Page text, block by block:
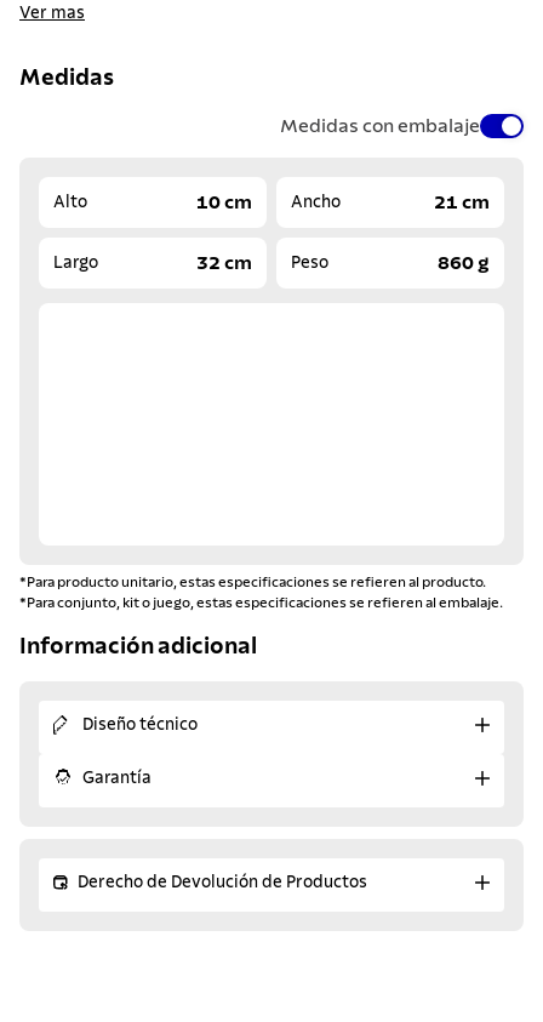
Ver mas
Medidas
Medidas con embalaje
Alto 10 cm Ancho 21 cm
Largo 32 cm Peso 860 g
*Para producto unitario, estas especificaciones se refieren al producto.
*Para conjunto, kit o juego, estas especificaciones se refieren al embalaje.
Información adicional
Diseño técnico
Garantía
Derecho de Devolución de Productos